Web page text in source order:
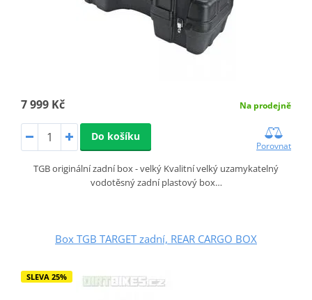
7 999 Kč Na prodejně
Do košíku
Porovnat
TGB originální zadní box - velký Kvalitní velký uzamykatelný
vodotěsný zadní plastový box…
Box TGB TARGET zadní, REAR CARGO BOX
SLEVA 25%